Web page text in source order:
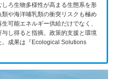
ろ生物多様性が高まる生態系を形
や海洋哺乳類の衝突リスクも極め
可能エネルギー供給だけでなく、
し得ると指摘。政策的支援と環境
。成果は『Ecological Solutions